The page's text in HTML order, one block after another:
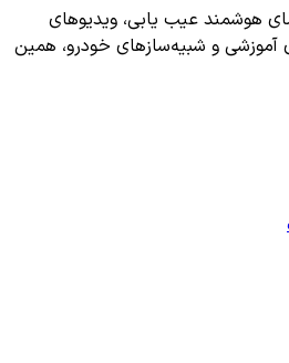
هوشمند عیب یابی، ویدیوهای
و شبیه‌سازهای خودرو، همین